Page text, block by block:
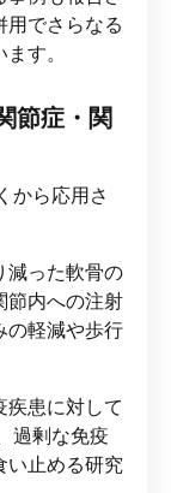
用でさらなる
す。
節症・関
から応用さ
減った軟骨の
節内への注射
の軽減や歩行
疾患に対して
過剰な免疫
い止める研究